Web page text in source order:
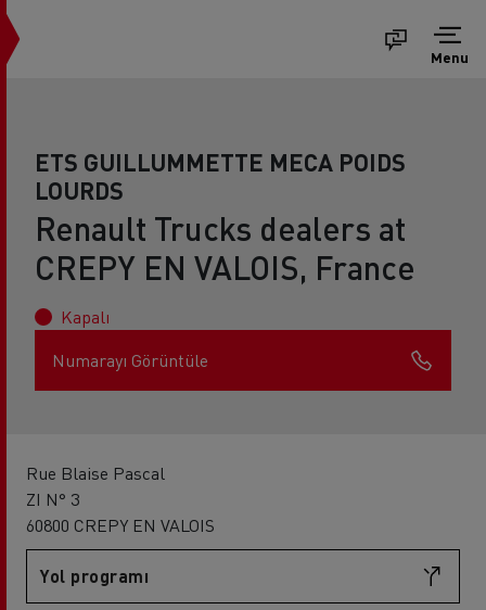
Menu
ETS GUILLUMMETTE MECA POIDS
LOURDS
Renault Trucks dealers at
CREPY EN VALOIS, France
Kapalı
Numarayı Görüntüle
Rue Blaise Pascal
ZI N° 3
60800 CREPY EN VALOIS
Yol programı